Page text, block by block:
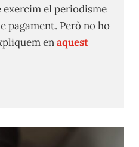
exercim el periodisme
pagament. Però no ho
enaquest